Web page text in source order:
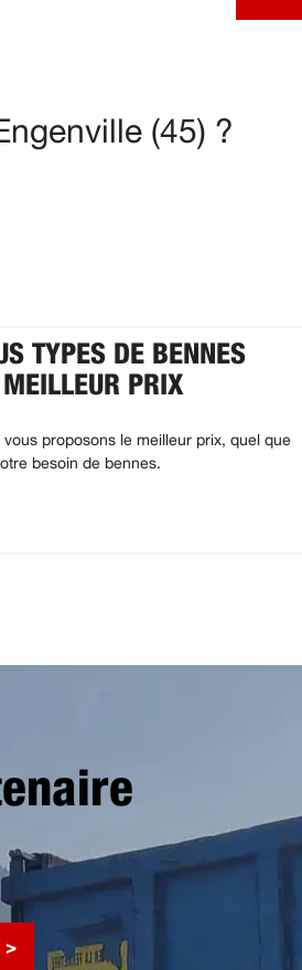
(45) ?
TYPES DE BENNES
PRIX
vous proposons le meilleur prix, quel que
besoin de bennes.